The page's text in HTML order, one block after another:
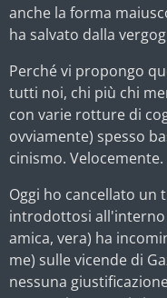
anche la forma
ha salvato dalla
Perché vi propongo
tutti noi, chi più chi
con varie rotture di
ovviamente) spesso
cinismo. Velocemente.
Oggi ho cancellato un
introdottosi
amica, vera) ha
me) sulle vicende di
nessuna